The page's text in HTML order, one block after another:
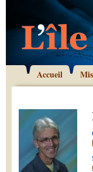
Accueil